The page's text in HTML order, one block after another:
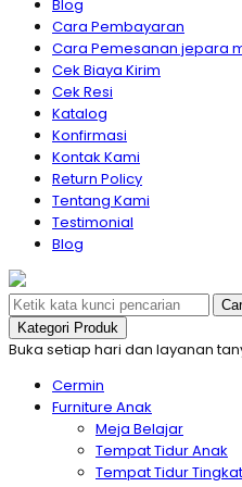
Blog
Cara Pembayaran
Cara Pemesanan jepara
Cek Biaya Kirim
Cek Resi
Katalog
Konfirmasi
Kontak Kami
Return Policy
Tentang Kami
Testimonial
Blog
Kategori Produk
Buka setiap hari dan layanan
Cermin
Furniture Anak
Meja Belajar
Tempat Tidur Anak
Tempat Tidur Tingkat